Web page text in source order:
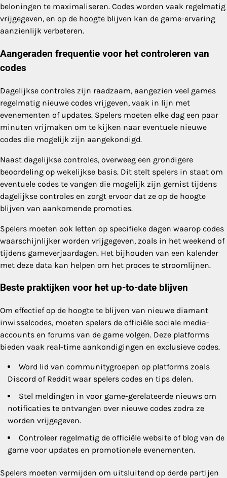
beloningen te maximaliseren. Codes worden vaak regelmatig
vrijgegeven, en op de hoogte blijven kan de game-ervaring
aanzienlijk verbeteren.
Aangeraden frequentie voor het controleren van
codes
Dagelijkse controles zijn raadzaam, aangezien veel games
regelmatig nieuwe codes vrijgeven, vaak in lijn met
evenementen of updates. Spelers moeten elke dag een paar
minuten vrijmaken om te kijken naar eventuele nieuwe
codes die mogelijk zijn aangekondigd.
Naast dagelijkse controles, overweeg een grondigere
beoordeling op wekelijkse basis. Dit stelt spelers in staat om
eventuele codes te vangen die mogelijk zijn gemist tijdens
dagelijkse controles en zorgt ervoor dat ze op de hoogte
blijven van aankomende promoties.
Spelers moeten ook letten op specifieke dagen waarop codes
waarschijnlijker worden vrijgegeven, zoals in het weekend of
tijdens gameverjaardagen. Het bijhouden van een kalender
met deze data kan helpen om het proces te stroomlijnen.
Beste praktijken voor het up-to-date blijven
Om effectief op de hoogte te blijven van nieuwe diamant
inwisselcodes, moeten spelers de officiële sociale media-
accounts en forums van de game volgen. Deze platforms
bieden vaak real-time aankondigingen en exclusieve codes.
Word lid van communitygroepen op platforms zoals
Discord of Reddit waar spelers codes en tips delen.
Stel meldingen in voor game-gerelateerde nieuws om
notificaties te ontvangen over nieuwe codes zodra ze
worden vrijgegeven.
Controleer regelmatig de officiële website of blog van de
game voor updates en promotionele evenementen.
Spelers moeten vermijden om uitsluitend op derde partijen